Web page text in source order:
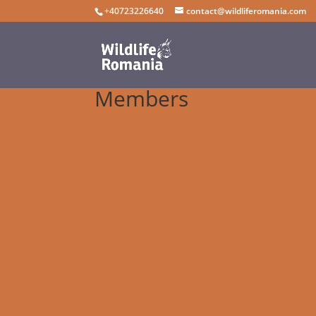
+40723226640 contact@wildliferomania.com
Members